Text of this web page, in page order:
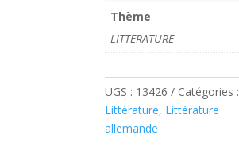
Thème
LITTERATURE
UGS : 13426
Catégories :
Littérature, Littérature
allemande